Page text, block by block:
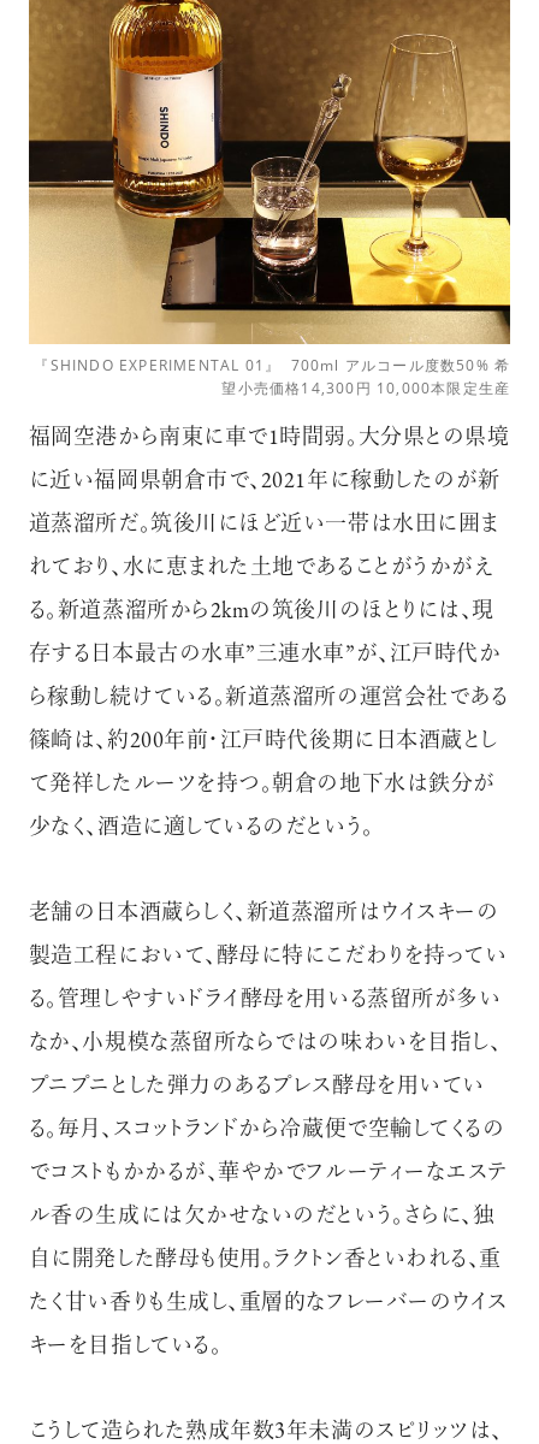
『SHINDO EXPERIMENTAL 01』 700ml アルコール度数50% 希
望小売価格14,300円 10,000本限定生産
福岡空港から南東に車で1時間弱。大分県との県境
に近い福岡県朝倉市で、2021年に稼動したのが新
道蒸溜所だ。筑後川にほど近い一帯は水田に囲ま
れており、水に恵まれた土地であることがうかがえ
る。新道蒸溜所から2kmの筑後川のほとりには、現
存する日本最古の水車”三連水車”が、江戸時代か
ら稼動し続けている。新道蒸溜所の運営会社である
篠崎は、約200年前・江戸時代後期に日本酒蔵とし
て発祥したルーツを持つ。朝倉の地下水は鉄分が
少なく、酒造に適しているのだという。
老舗の日本酒蔵らしく、新道蒸溜所はウイスキーの
製造工程において、酵母に特にこだわりを持ってい
る。管理しやすいドライ酵母を用いる蒸留所が多い
なか、小規模な蒸留所ならではの味わいを目指し、
プニプニとした弾力のあるプレス酵母を用いてい
る。毎月、スコットランドから冷蔵便で空輸してくるの
でコストもかかるが、華やかでフルーティーなエステ
ル香の生成には欠かせないのだという。さらに、独
自に開発した酵母も使用。ラクトン香といわれる、重
たく甘い香りも生成し、重層的なフレーバーのウイス
キーを目指している。
こうして造られた熟成年数3年未満のスピリッツは、